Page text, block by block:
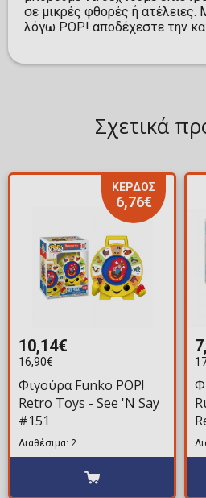
σε μικρές φθορές ή ατέλειες.
λόγω POP! αποδέχεστε την
Σχετικά
ΚΕΡΔΟΣ
6,76€
10,14€
16,90€
Φιγούρα Funko POP!
Retro Toys - See 'N Say
#151
Διαθέσιμα: 2